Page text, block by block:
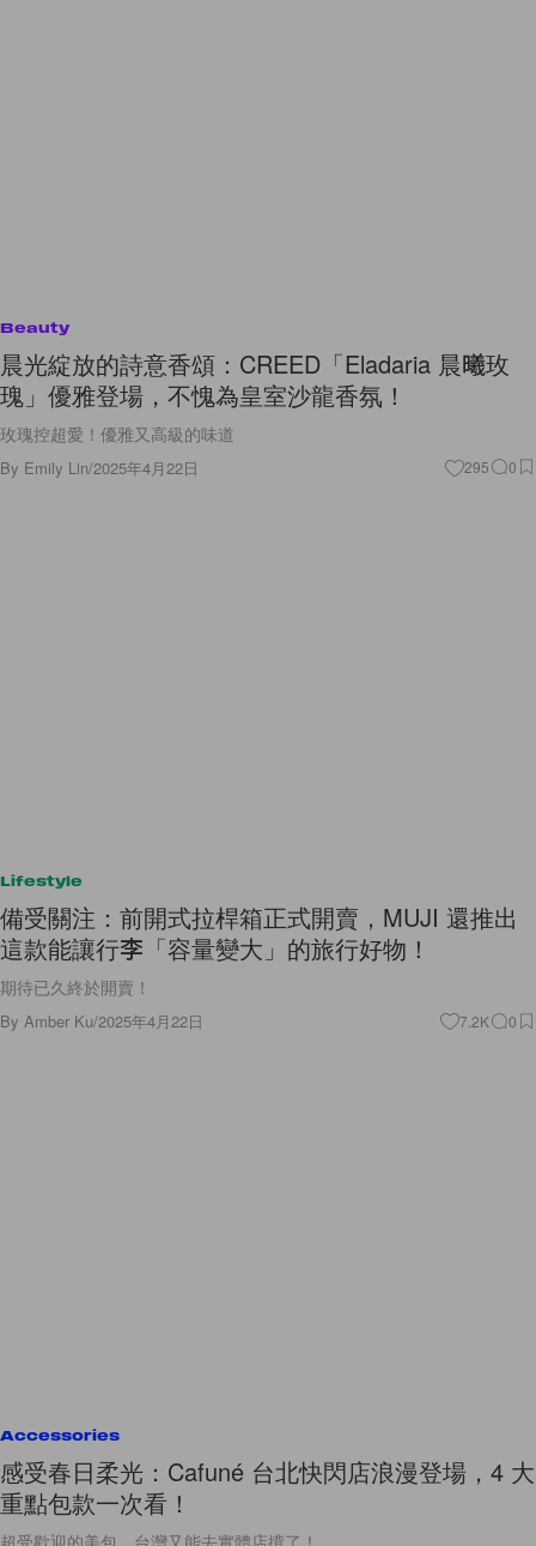
Beauty
晨光綻放的詩意香頌：CREED「Eladaria 晨曦玫
瑰」優雅登場，不愧為皇室沙龍香氛！
玫瑰控超愛！優雅又高級的味道
By Emily Lin/2025年4月22日 295 0
Lifestyle
備受關注：前開式拉桿箱正式開賣，MUJI 還推出
這款能讓行李「容量變大」的旅行好物！
期待已久終於開賣！
By Amber Ku/2025年4月22日 7.2K 0
Accessories
感受春日柔光：Cafuné 台北快閃店浪漫登場，4 大
重點包款一次看！
超受歡迎的美包，台灣又能去實體店揹了！